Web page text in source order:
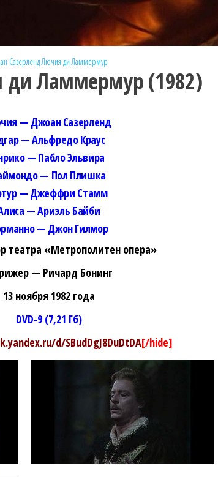
СазерлендЛючия ди Ламмермур
Ламмермур (1982)
— Джоан Сазерленд
— Альфредо Краус
— Пабло Эльвира
— Пол Плишка
— Джеффри Стамм
— Ариэль Байби
— Джон Гилмор
театра «Метрополитен опера»
— Ричард Бонинг
13 ноября 1982 года
DVD-9 (7,21 Гб)
d/SBudDgJ8DuDtDA[/hide]